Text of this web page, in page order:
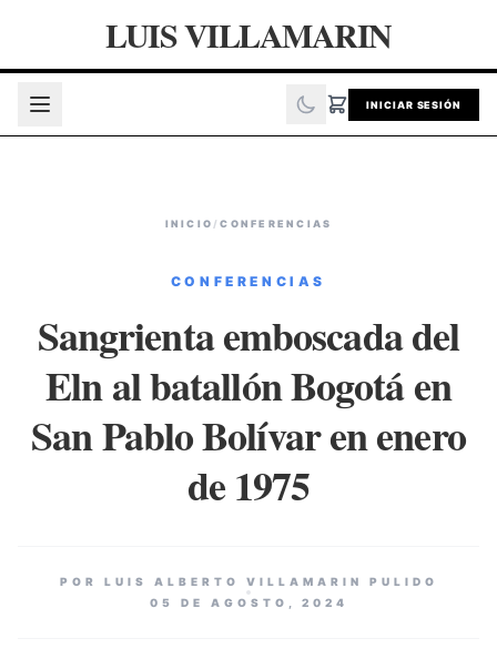
LUIS VILLAMARIN
INICIAR SESIÓN
INICIO /CONFERENCIAS
CONFERENCIAS
Sangrienta emboscada del
Eln al batallón Bogotá en
San Pablo Bolívar en enero
de 1975
POR LUIS ALBERTO VILLAMARIN PULIDO
05 DE AGOSTO, 2024